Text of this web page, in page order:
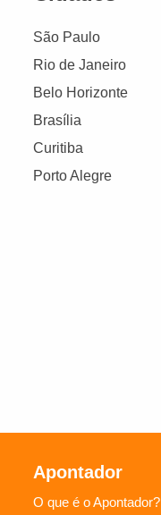
São Paulo
Rio de Janeiro
Belo Horizonte
Brasília
Curitiba
Porto Alegre
Apontador
O que é o Apontador?